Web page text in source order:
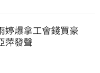
婷爆拿工會錢買豪
萍發聲